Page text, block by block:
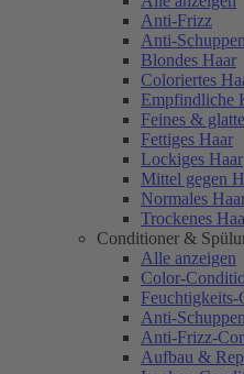
Anti-Frizz
Anti-Schuppen
Blondes Haar
Coloriertes
Empfindliche
Feines &
Fettiges Haar
Lockiges Haar
Mittel gegen
Normales
Trockenes
Conditioner &
Alle anzeigen
Color-
Anti-
Anti-Frizz-
Aufbau &